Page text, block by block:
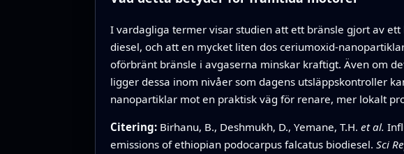
I vardagliga termer visar studien att ett bränsle gjort av
diesel, och att en mycket liten dos ceriumoxid-
oförbränt bränsle i avgaserna minskar kraftigt. Även om
ligger dessa inom nivåer som dagens utsläppskontroller
nanopartiklar mot en praktisk väg för renare, mer lokalt
Citering: Birhanu, B., Deshmukh, D., Yemane, T.H. et al.
emissions of ethiopian podocarpus falcatus biodiesel. Sci